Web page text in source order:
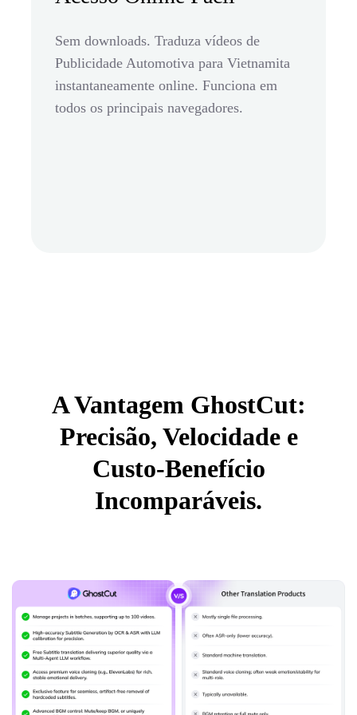
Sem downloads. Traduza vídeos de
Publicidade Automotiva para Vietnamita
instantaneamente online. Funciona em
todos os principais navegadores.
A Vantagem GhostCut:
Precisão, Velocidade e
Custo-Benefício
Incomparáveis.